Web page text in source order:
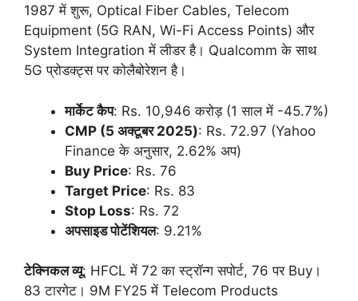
1987 में शुरू, Optical Fiber Cables, Telecom
Equipment (5G RAN, Wi-Fi Access Points) और
System Integration में लीडर है। Qualcomm के साथ
5G प्रोडक्ट्स पर कोलैबोरेशन है।
मार्केट कैप: Rs. 10,946 करोड़ (1 साल में -45.7%)
CMP (5 अक्टूबर 2025): Rs. 72.97 (Yahoo
Finance के अनुसार, 2.62% अप)
Buy Price: Rs. 76
Target Price: Rs. 83
Stop Loss: Rs. 72
अपसाइड पोटेंशियल: 9.21%
टेक्निकल व्यू: HFCL में 72 का स्ट्रॉन्ग सपोर्ट, 76 पर Buy।
83 टारगेट। 9M FY25 में Telecom Products